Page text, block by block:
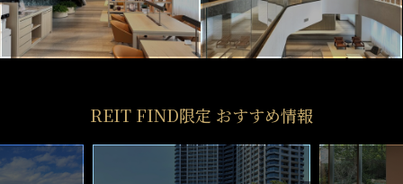
REIT FIND限定 おすすめ情報